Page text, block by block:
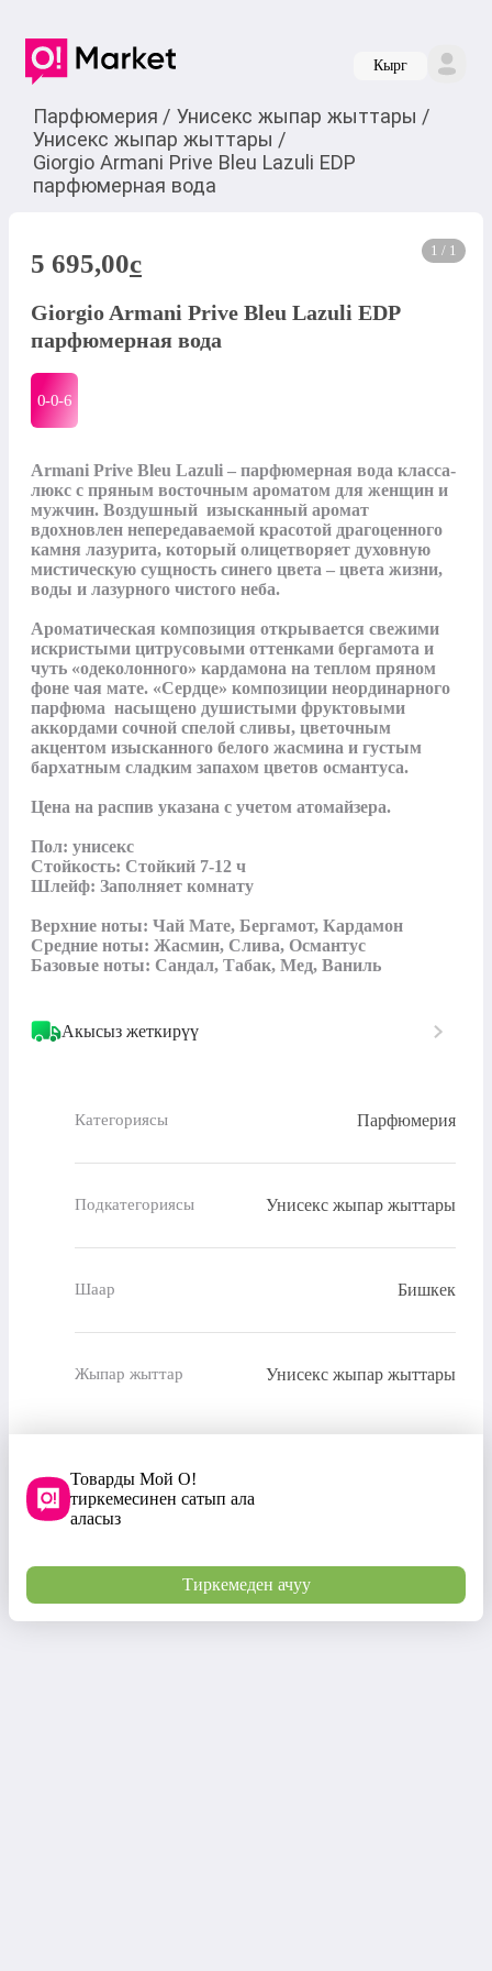
Кырг
Парфюмерия / Унисекс жыпар жыттары /
Унисекс жыпар жыттары /
Giorgio Armani Prive Bleu Lazuli EDP
парфюмерная вода
1 / 1
5 695,00c
Giorgio Armani Prive Bleu Lazuli EDP
парфюмерная вода
0-0-6
Armani Prive Bleu Lazuli – парфюмерная вода класса-
люкс с пряным восточным ароматом для женщин и
мужчин. Воздушный  изысканный аромат
вдохновлен непередаваемой красотой драгоценного
камня лазурита, который олицетворяет духовную
мистическую сущность синего цвета – цвета жизни,
воды и лазурного чистого неба.
Ароматическая композиция открывается свежими
искристыми цитрусовыми оттенками бергамота и
чуть «одеколонного» кардамона на теплом пряном
фоне чая мате. «Сердце» композиции неординарного
парфюма  насыщено душистыми фруктовыми
аккордами сочной спелой сливы, цветочным
акцентом изысканного белого жасмина и густым
бархатным сладким запахом цветов османтуса.
Цена на распив указана с учетом атомайзера.
Пол: унисекс
Стойкость: Стойкий 7-12 ч
Шлейф: Заполняет комнату
Верхние ноты: Чай Мате, Бергамот, Кардамон
Средние ноты: Жасмин, Слива, Османтус
Базовые ноты: Сандал, Табак, Мед, Ваниль
Акысыз жеткирүү
Категориясы Парфюмерия
Подкатегориясы Унисекс жыпар жыттары
Шаар Бишкек
Жыпар жыттар Унисекс жыпар жыттары
Товарды Мой О!
тиркемесинен сатып ала
аласыз
Тиркемеден ачуу